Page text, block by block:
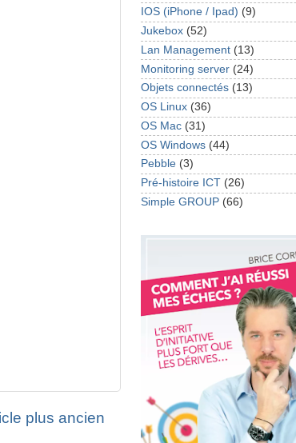
plus ancien
IOS (iPhone / Ipad) (9)
Jukebox (52)
Lan Management (13)
Monitoring server (24)
Objets connectés (13)
OS Linux (36)
OS Mac (31)
OS Windows (44)
Pebble (3)
Pré-histoire ICT (26)
Simple GROUP (66)